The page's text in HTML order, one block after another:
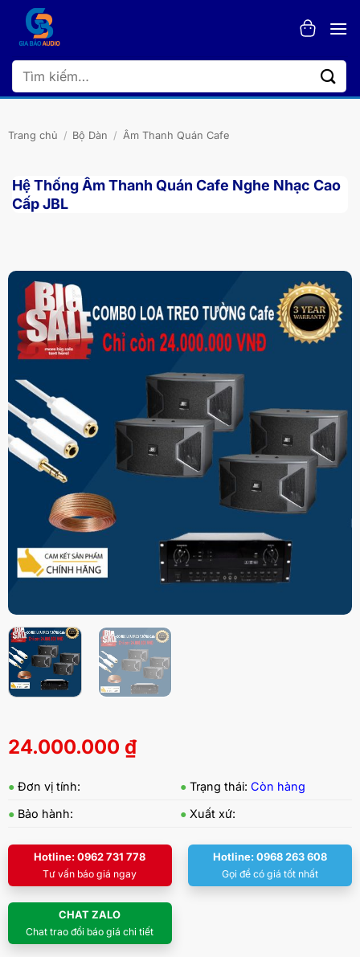
dung
Tìm
kiếm:
Trang chủ / Bộ Dàn / Âm Thanh Quán Cafe
Hệ Thống Âm Thanh Quán Cafe Nghe Nhạc Cao
Cấp JBL
24.000.000 ₫
● Đơn vị tính: ● Trạng thái: Còn hàng
● Bảo hành: ● Xuất xứ:
Hotline: 0962 731 778
Tư vấn báo giá ngay
Hotline: 0968 263 608
Gọi để có giá tốt nhất
CHAT ZALO
Chat trao đổi báo giá chi tiết